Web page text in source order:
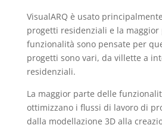
VisualARQ è usato
progetti residenziali e la maggior
funzionalità sono pensate per
progetti sono vari, da villette a
residenziali.
La maggior parte delle
ottimizzano i flussi di lavoro di
dalla modellazione 3D alla